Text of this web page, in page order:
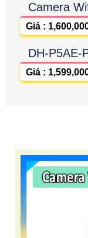
Camera
Giá :
DH-P5AE-
Giá :